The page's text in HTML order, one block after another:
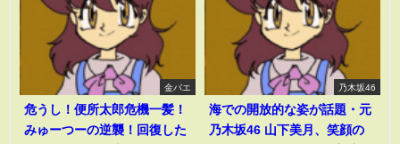
金バエ
危うし！便所太郎危機一髪！
みゅーつーの逆襲！回復した
乃木坂46
海での開放的な姿が話題・元
乃木坂46 山下美月、笑顔の